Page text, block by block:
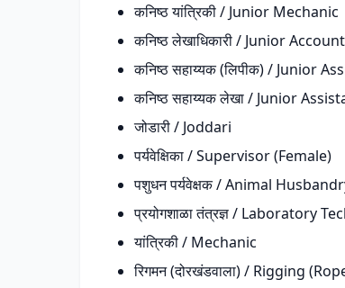
कनिष्ठ यांत्रिकी / Junior Mechanic
कनिष्ठ लेखाधिकारी / Junior
कनिष्ठ सहाय्यक (लिपीक) / Junior
कनिष्ठ सहाय्यक लेखा / Junior
जोडारी / Joddari
पर्यवेक्षिका / Supervisor (Female)
पशुधन पर्यवेक्षक / Animal
प्रयोगशाळा तंत्रज्ञ / Laboratory
यांत्रिकी / Mechanic
रिगमन (दोरखंडवाला) / Rigging